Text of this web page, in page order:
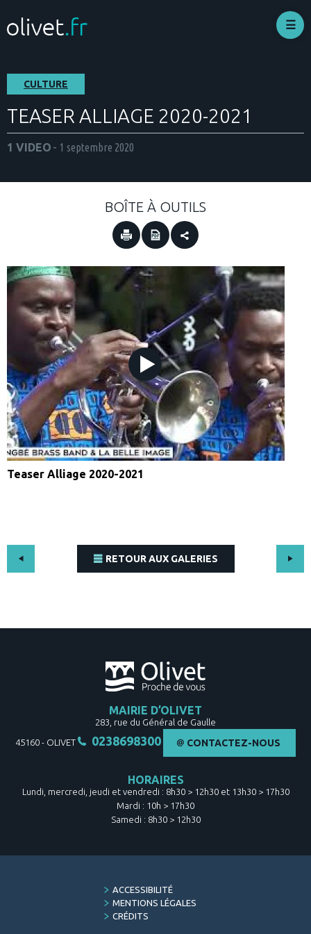
contenu
principal
CULTURE
TEASER ALLIAGE 2020-2021
1 VIDEO 1 septembre 2020
BOÎTE À OUTILS
Teaser Alliage 2020-2021
RETOUR AUX GALERIES
MAIRIE D’OLIVET
283, rue du Général de Gaulle
45160 - OLIVET 0238698300 CONTACTEZ-NOUS
HORAIRES
Lundi, mercredi, jeudi et vendredi : 8h30 > 12h30 et 13h30 > 17h30
Mardi : 10h > 17h30
Samedi : 8h30 > 12h30
FOOTER
MENU
ACCESSIBILITÉ
MENTIONS LÉGALES
CRÉDITS